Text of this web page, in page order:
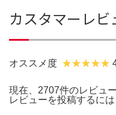
カスタマーレビ
オススメ度
現在、2707件のレビュ
レビューを投稿するには